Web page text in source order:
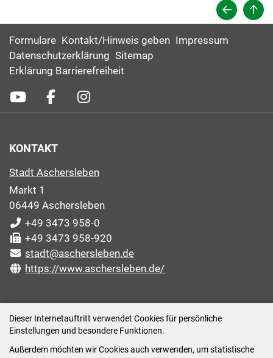
Dieser Internetauftritt verwendet Cookies für persönliche
Einstellungen und besondere Funktionen.
Außerdem möchten wir Cookies auch verwenden, um statistische
Formulare Kontakt/Hinweis geben Impressum
Datenschutzerklärung Sitemap
Erklärung Barrierefreiheit
KONTAKT
Stadt Aschersleben
Markt 1
06449 Aschersleben
+49 3473 958-0
+49 3473 958-920
stadt@aschersleben.de
https://www.aschersleben.de/
Montag: 09:00-12:00 /14:00-15:00 Uhr
Dienstag: 09:00-12:00 /14:00-16:00 Uhr